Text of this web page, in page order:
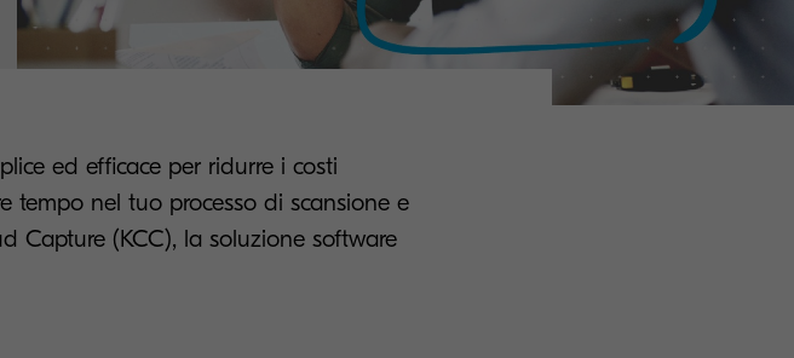
ed efficace per ridurre i costi
tempo nel tuo processo di scansione e
Capture (KCC), la soluzione software